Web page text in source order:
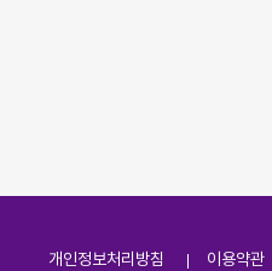
개인정보처리방침 이용약관